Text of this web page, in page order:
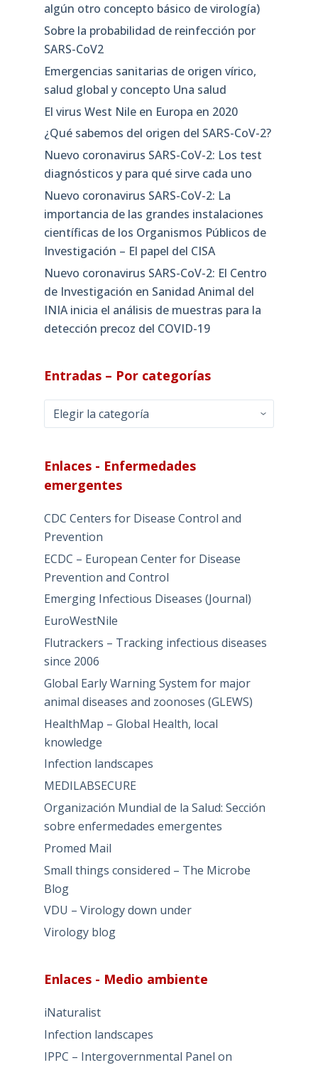
algún otro concepto básico de virología)
Sobre la probabilidad de reinfección por
SARS-CoV2
Emergencias sanitarias de origen vírico,
salud global y concepto Una salud
El virus West Nile en Europa en 2020
¿Qué sabemos del origen del SARS-CoV-2?
Nuevo coronavirus SARS-CoV-2: Los test
diagnósticos y para qué sirve cada uno
Nuevo coronavirus SARS-CoV-2: La
importancia de las grandes instalaciones
científicas de los Organismos Públicos de
Investigación – El papel del CISA
Nuevo coronavirus SARS-CoV-2: El Centro
de Investigación en Sanidad Animal del
INIA inicia el análisis de muestras para la
detección precoz del COVID-19
Entradas – Por categorías
Entradas
–
categorías
Enlaces - Enfermedades
emergentes
CDC Centers for Disease Control and
Prevention
ECDC – European Center for Disease
Prevention and Control
Emerging Infectious Diseases (Journal)
EuroWestNile
Flutrackers – Tracking infectious diseases
since 2006
Global Early Warning System for major
animal diseases and zoonoses (GLEWS)
HealthMap – Global Health, local
knowledge
Infection landscapes
MEDILABSECURE
Organización Mundial de la Salud: Sección
sobre enfermedades emergentes
Promed Mail
Small things considered – The Microbe
Blog
VDU – Virology down under
Virology blog
Enlaces - Medio ambiente
iNaturalist
Infection landscapes
IPPC – Intergovernmental Panel on